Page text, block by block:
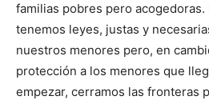
familias pobres pero
tenemos leyes, justas y
nuestros menores pero, en
protección a los menores que
empezar, cerramos las fronteras